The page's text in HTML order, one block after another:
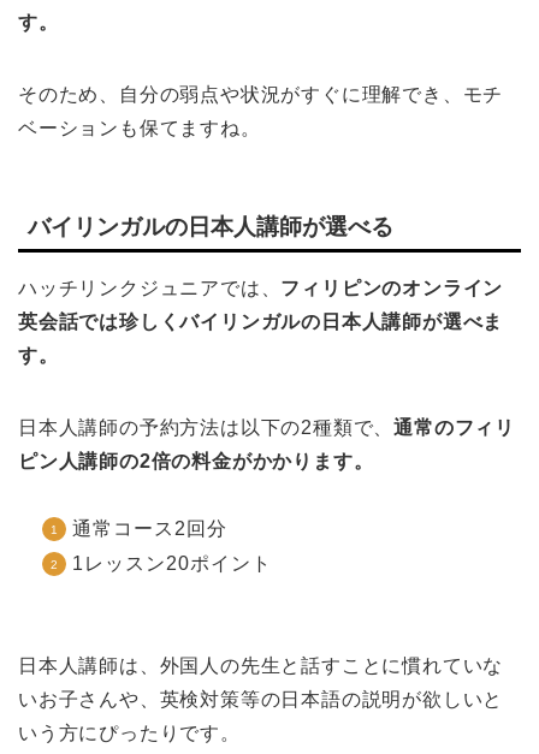
す。
そのため、自分の弱点や状況がすぐに理解でき、モチ
ベーションも保てますね。
バイリンガルの日本人講師が選べる
ハッチリンクジュニアでは、 フィリピンのオンライン
英会話では珍しくバイリンガルの日本人講師が選べま
す。
日本人講師の予約方法は以下の2種類で、通常のフィリ
ピン人講師の2倍の料金がかかります。
通常コース2回分
1レッスン20ポイント
日本人講師は、外国人の先生と話すことに慣れていな
いお子さんや、英検対策等の日本語の説明が欲しいと
いう方にぴったりです。